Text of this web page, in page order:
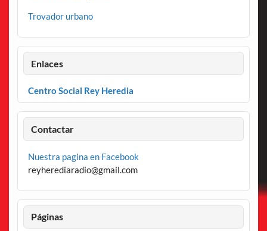
Trovador urbano
Enlaces
Centro Social Rey Heredia
Contactar
Nuestra pagina en Facebook
reyherediaradio@gmail.com
Páginas